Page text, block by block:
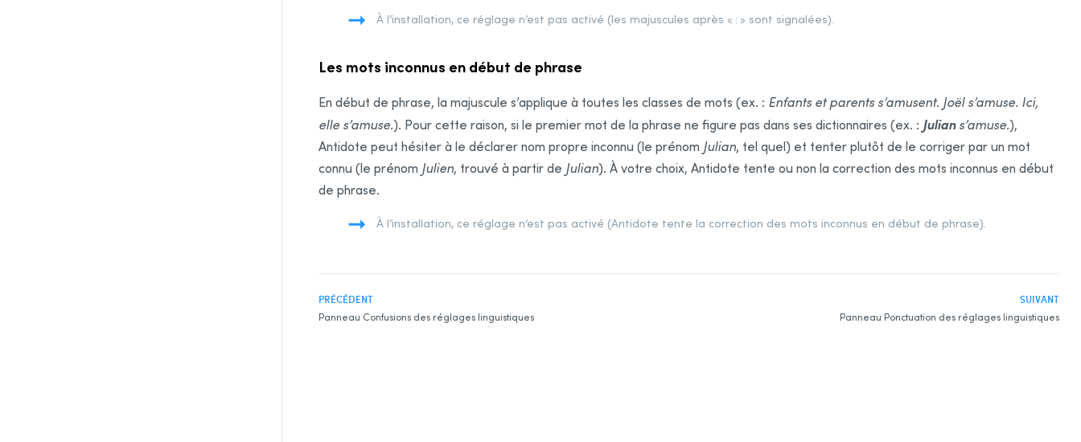
À l’installation, ce réglage n’est pas activé (les majuscules après « : » sont signalées).
Les mots inconnus en début de phrase
En début de phrase, la majuscule s’applique à toutes les classes de mots (ex. : Enfants et parents s’amusent. Joël s’amuse. Ici,
elle s’amuse.). Pour cette raison, si le premier mot de la phrase ne figure pas dans ses dictionnaires (ex. : Julians’amuse.),
Antidote peut hésiter à le déclarer nom propre inconnu (le prénom Julian, tel quel) et tenter plutôt de le corriger par un mot
connu (le prénom Julien, trouvé à partir de Julian). À votre choix, Antidote tente ou non la correction des mots inconnus en début
de phrase.
À l’installation, ce réglage n’est pas activé (Antidote tente la correction des mots inconnus en début de phrase).
PRÉCÉDENT
Panneau Confusions des réglages linguistiques
SUIVANT
Panneau Ponctuation des réglages linguistiques